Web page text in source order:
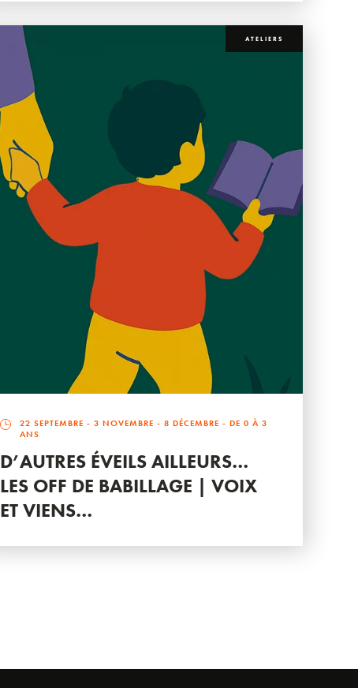
ATELIERS
22 SEPTEMBRE -3 NOVEMBRE -8 DÉCEMBRE - DE 0 À 3
ANS
D’AUTRES ÉVEILS AILLEURS…
LES OFF DE BABILLAGE | VOIX
ET VIENS…